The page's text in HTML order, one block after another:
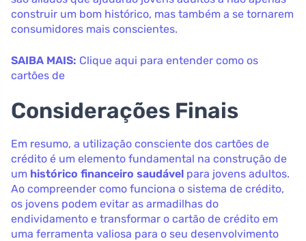
construir um bom histórico, mas também a se tornarem
consumidores mais conscientes.
SAIBA MAIS: Clique aqui para entender como os
cartões de
Considerações Finais
Em resumo, a utilização consciente dos cartões de
crédito é um elemento fundamental na construção de
um histórico financeiro saudável para jovens adultos.
Ao compreender como funciona o sistema de crédito,
os jovens podem evitar as armadilhas do
endividamento e transformar o cartão de crédito em
uma ferramenta valiosa para o seu desenvolvimento